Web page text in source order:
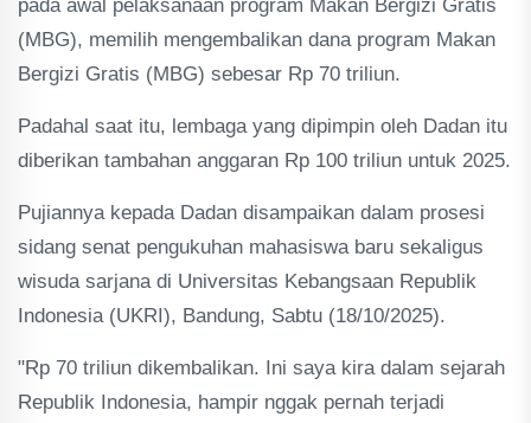
pada awal pelaksanaan program Makan Bergizi Gratis
(MBG), memilih mengembalikan dana program Makan
Bergizi Gratis (MBG) sebesar Rp 70 triliun.
Padahal saat itu, lembaga yang dipimpin oleh Dadan itu
diberikan tambahan anggaran Rp 100 triliun untuk 2025.
Pujiannya kepada Dadan disampaikan dalam prosesi
sidang senat pengukuhan mahasiswa baru sekaligus
wisuda sarjana di Universitas Kebangsaan Republik
Indonesia (UKRI), Bandung, Sabtu (18/10/2025).
"Rp 70 triliun dikembalikan. Ini saya kira dalam sejarah
Republik Indonesia, hampir nggak pernah terjadi